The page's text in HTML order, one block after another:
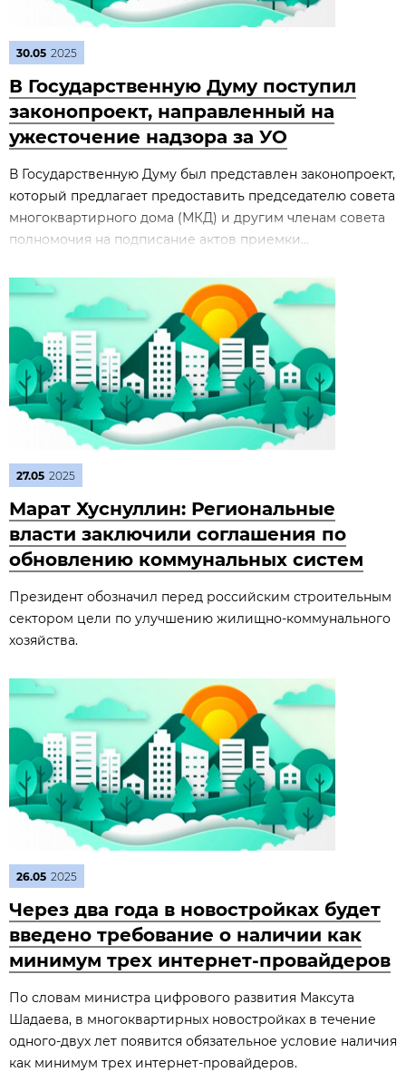
30.05 2025
В Государственную Думу поступил
законопроект, направленный на
ужесточение надзора за УО
В Государственную Думу был представлен законопроект,
который предлагает предоставить председателю совета
многоквартирного дома (МКД) и другим членам совета
полномочия на подписание актов приемки...
27.05 2025
Марат Хуснуллин: Региональные
власти заключили соглашения по
обновлению коммунальных систем
Президент обозначил перед российским строительным
сектором цели по улучшению жилищно-коммунального
хозяйства.
26.05 2025
Через два года в новостройках будет
введено требование о наличии как
минимум трех интернет-провайдеров
По словам министра цифрового развития Максута
Шадаева, в многоквартирных новостройках в течение
одного-двух лет появится обязательное условие наличия
как минимум трех интернет-провайдеров.